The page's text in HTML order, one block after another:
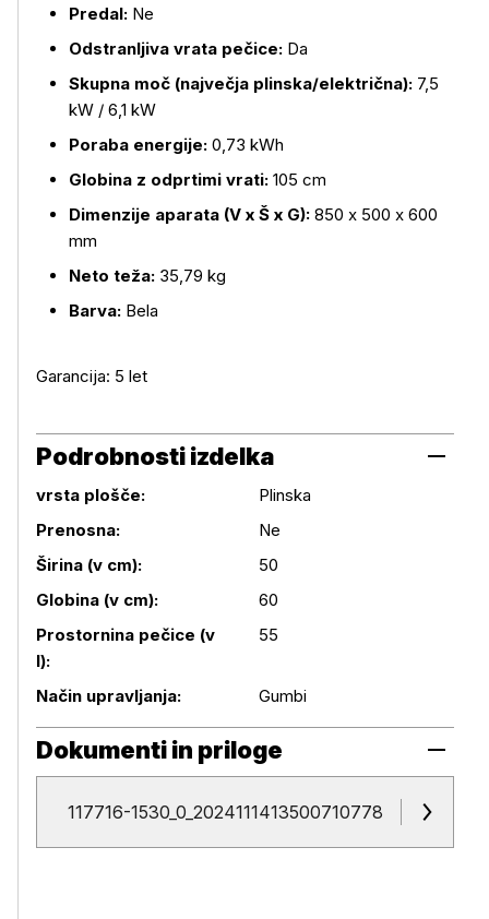
Predal: Ne
Odstranljiva vrata pečice: Da
Skupna moč (največja plinska/električna): 7,5
kW / 6,1 kW
Poraba energije: 0,73 kWh
Globina z odprtimi vrati: 105 cm
Dimenzije aparata (V x Š x G): 850 x 500 x 600
mm
Neto teža: 35,79 kg
Barva: Bela
Garancija: 5 let
Podrobnosti izdelka
Podrobnosti izdelka
vrsta plošče:
Plinska
Prenosna:
Ne
Širina (v cm):
50
Globina (v cm):
60
Prostornina pečice (v
l):
55
Način upravljanja: Gumbi
Dokumenti in priloge
Dokumenti in priloge
117716-1530_0_2024111413500710778